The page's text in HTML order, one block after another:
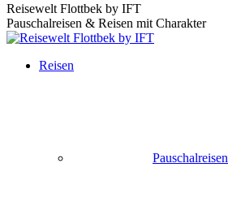
Reisewelt Flottbek by IFT
Pauschalreisen & Reisen mit Charakter
Reisen
Pauschalreisen